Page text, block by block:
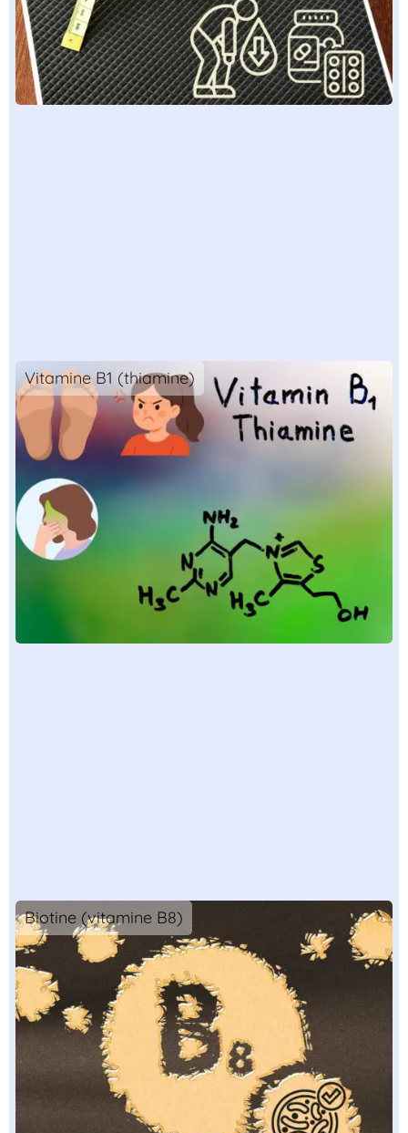
Vitamine B1 (thiamine)
Biotine (vitamine B8)